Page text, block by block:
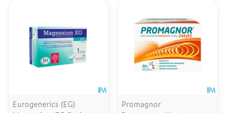
Eurogenerics (EG)
Promagnor